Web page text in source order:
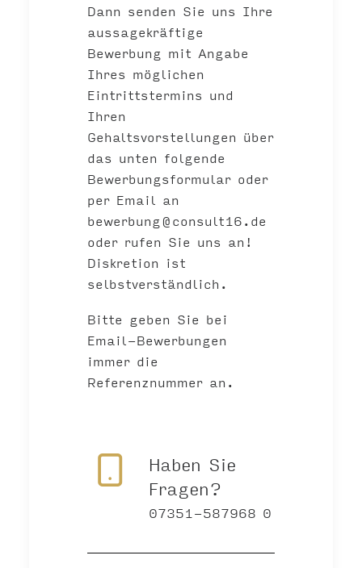
Dann senden Sie uns Ihre
aussagekräftige
Bewerbung mit Angabe
Ihres möglichen
Eintrittstermins und
Ihren
Gehaltsvorstellungen über
das unten folgende
Bewerbungsformular oder
per Email an
bewerbung@consult16.de
oder rufen Sie uns an!
Diskretion ist
selbstverständlich.
Bitte geben Sie bei
Email-Bewerbungen
immer die
Referenznummer an.
Haben Sie
Fragen?
07351-587968 0